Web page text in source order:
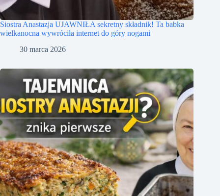
Siostra Anastazja UJAWNIŁA sekretny składnik! Ta babka
wielkanocna wywróciła internet do góry nogami
30 marca 2026